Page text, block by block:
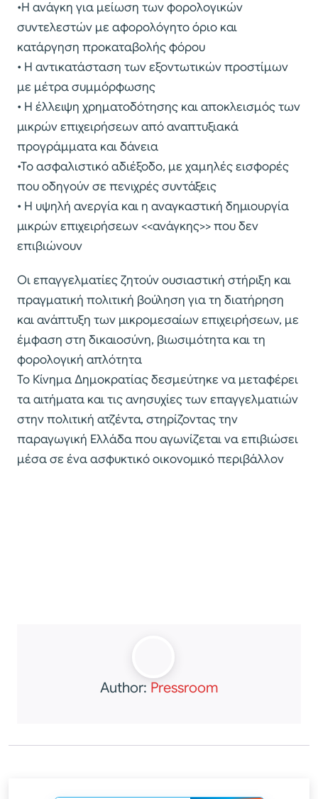
•Η ανάγκη για μείωση των φορολογικών
συντελεστών με αφορολόγητο όριο και
κατάργηση προκαταβολής φόρου
• Η αντικατάσταση των εξοντωτικών προστίμων
με μέτρα συμμόρφωσης
• Η έλλειψη χρηματοδότησης και αποκλεισμός των
μικρών επιχειρήσεων από αναπτυξιακά
προγράμματα και δάνεια
•Το ασφαλιστικό αδιέξοδο, με χαμηλές εισφορές
που οδηγούν σε πενιχρές συντάξεις
• Η υψηλή ανεργία και η αναγκαστική δημιουργία
μικρών επιχειρήσεων <<ανάγκης>> που δεν
επιβιώνουν
Οι επαγγελματίες ζητούν ουσιαστική στήριξη και
πραγματική πολιτική βούληση για τη διατήρηση
και ανάπτυξη των μικρομεσαίων επιχειρήσεων, με
έμφαση στη δικαιοσύνη, βιωσιμότητα και τη
φορολογική απλότητα
Το Κίνημα Δημοκρατίας δεσμεύτηκε να μεταφέρει
τα αιτήματα και τις ανησυχίες των επαγγελματιών
στην πολιτική ατζέντα, στηρίζοντας την
παραγωγική Ελλάδα που αγωνίζεται να επιβιώσει
μέσα σε ένα ασφυκτικό οικονομικό περιβάλλον
Author: Pressroom